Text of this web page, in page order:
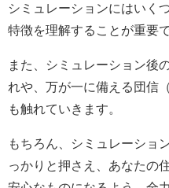
シミュレーションにはいく
特徴を理解することが重要で
また、シミュレーション後
れや、万が一に備える団信
も触れていきます。
もちろん、シミュレーショ
っかりと押さえ、あなたの